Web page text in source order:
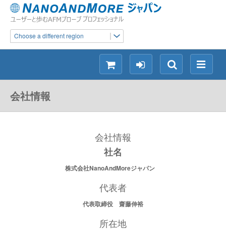
Choose a different region
メ
ニ
検
索
ロ
グ
シ
ョ
グ
会社情報
会社情報
社名
株式会社NanoAndMoreジャパン
代表者
代表取締役 齋藤伸裕
所在地